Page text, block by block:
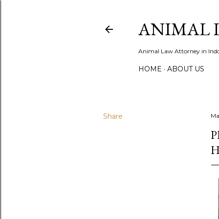
ANIMAL
Animal Law Attorney in
HOME ABOUT US
Share